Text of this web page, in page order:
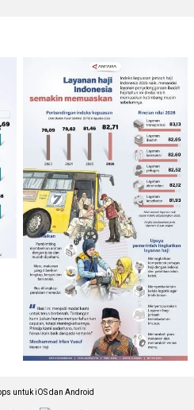
untuk iOS dan Android